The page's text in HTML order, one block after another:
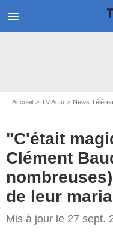
menu
Accueil TV Actu News
"C'était
Clément
de leur
Mis à jour le 27 sept.
Capture